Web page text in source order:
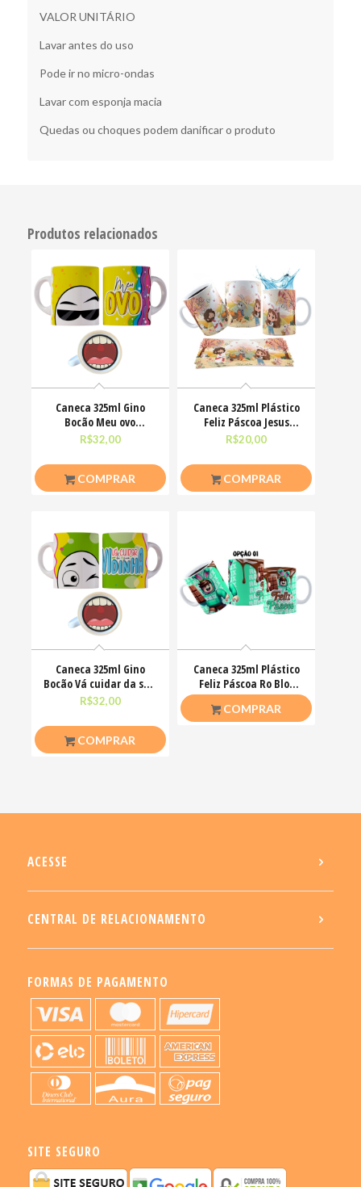
VALOR UNITÁRIO
Lavar antes do uso
Pode ir no micro-ondas
Lavar com esponja macia
Quedas ou choques podem danificar o produto
Produtos relacionados
Caneca 325ml Gino
Bocão Meu ovo
Engraçadas Meme
R$32,00
COMPRAR
Caneca 325ml Plástico
Feliz Páscoa Jesus
Cristo Coelhinhos
R$20,00
COMPRAR
Caneca 325ml Gino
Bocão Vá cuidar da sua
vidinha Engraçadas
R$32,00
COMPRAR
Caneca 325ml Plástico
Feliz Páscoa Ro Blox
Bloquinhos
COMPRAR
ACESSE
CENTRAL DE RELACIONAMENTO
FORMAS DE PAGAMENTO
SITE SEGURO